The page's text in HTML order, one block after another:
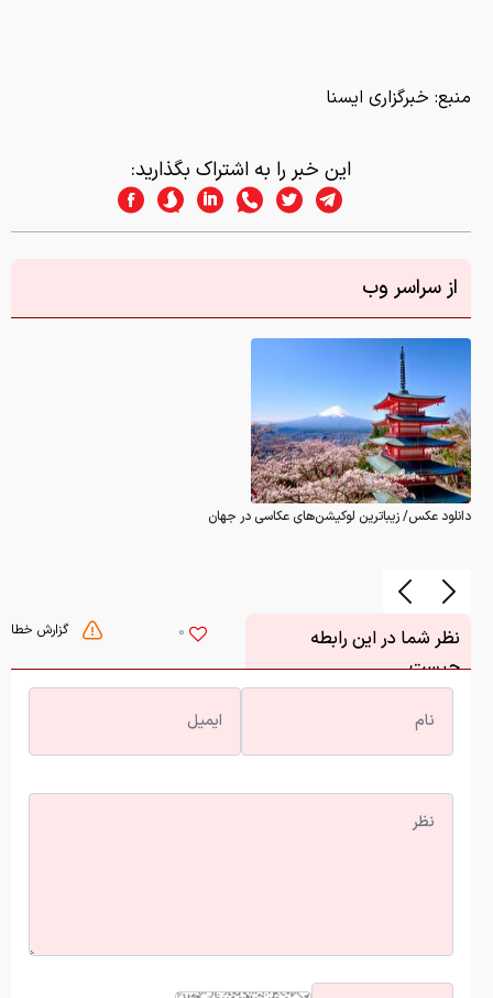
منبع: خبرگزاری ایسنا
این خبر را به اشتراک بگذارید:
از سراسر وب
دانلود عکس/ زیباترین لوکیشن‌های عکاسی در جهان
گزارش خطا 0
نظر شما در این رابطه
چیست